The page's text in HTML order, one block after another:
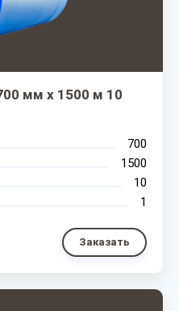
мм х 1500 м 10
700
1500
10
1
Заказать